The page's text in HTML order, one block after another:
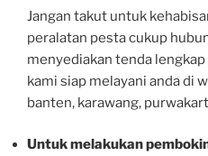
Jangan takut untuk
peralatan pesta cukup
menyediakan tenda
kami siap melayani anda di
banten, karawang,
Untuk melakukan